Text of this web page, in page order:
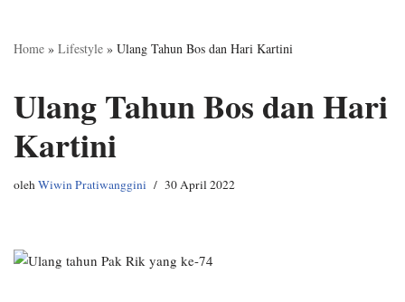
Home » Lifestyle » Ulang Tahun Bos dan Hari Kartini
Ulang Tahun Bos dan Hari
Kartini
olehWiwin Pratiwanggini 30 April 2022